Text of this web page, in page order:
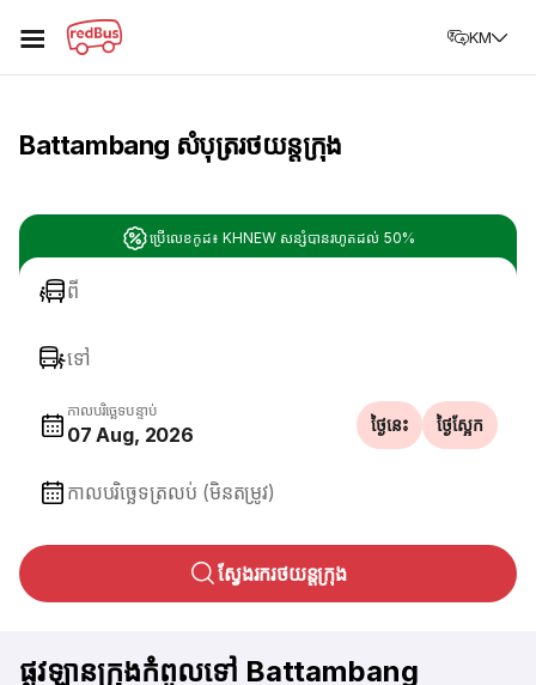
☰ KM
Battambang សំបុត្ររថយន្តក្រុង
ប្រើលេខកូដ៖ KHNEW សន្សំបានរហូតដល់ 50%
ពី
ទៅ
កាលបរិច្ឆេទបន្ទាប់
07 Aug, 2026 ថ្ងៃនេះ ថ្ងៃស្អែក
កាលបរិច្ឆេទត្រលប់ (មិនតម្រូវ)
ស្វែងរករថយន្តក្រុង
ផ្លូវឡានក្រុងកំពូលទៅ Battambang